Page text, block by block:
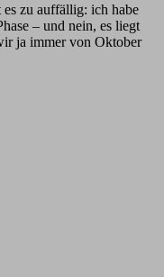
zu auffällig: ich habe
– und nein, es liegt
ja immer von Oktober